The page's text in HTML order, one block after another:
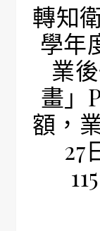
轉知
學年
業
畫」
額，
27